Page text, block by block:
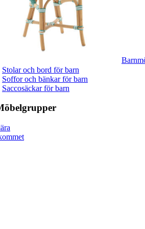
Stolar och bord för barn
Soffor och bänkar för barn
Saccosäckar för barn